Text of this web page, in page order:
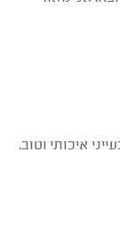
איכותי וטוב.